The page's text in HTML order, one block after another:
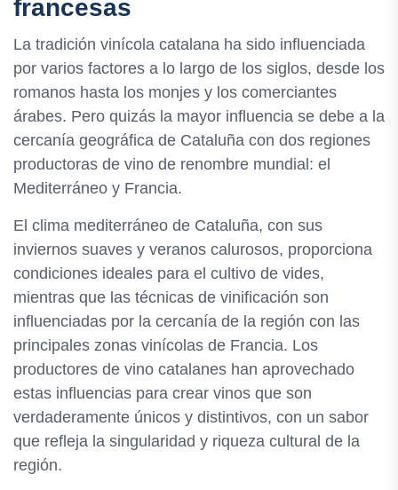
francesas
La tradición vinícola catalana ha sido influenciada
por varios factores a lo largo de los siglos, desde los
romanos hasta los monjes y los comerciantes
árabes. Pero quizás la mayor influencia se debe a la
cercanía geográfica de Cataluña con dos regiones
productoras de vino de renombre mundial: el
Mediterráneo y Francia.
El clima mediterráneo de Cataluña, con sus
inviernos suaves y veranos calurosos, proporciona
condiciones ideales para el cultivo de vides,
mientras que las técnicas de vinificación son
influenciadas por la cercanía de la región con las
principales zonas vinícolas de Francia. Los
productores de vino catalanes han aprovechado
estas influencias para crear vinos que son
verdaderamente únicos y distintivos, con un sabor
que refleja la singularidad y riqueza cultural de la
región.